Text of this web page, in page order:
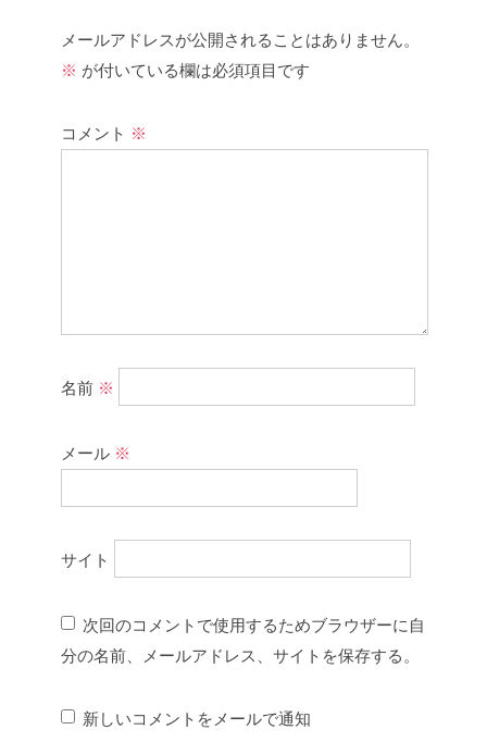
メールアドレスが公開されることはありません。
※ が付いている欄は必須項目です
コメント ※
名前 ※
メール ※
サイト
次回のコメントで使用するためブラウザーに自
分の名前、メールアドレス、サイトを保存する。
新しいコメントをメールで通知